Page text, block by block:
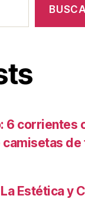
6 corrientes
Estética y